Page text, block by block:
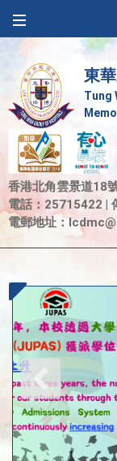
東
Tung
香港北角雲景道18
電話：25715422 |
電郵地址：